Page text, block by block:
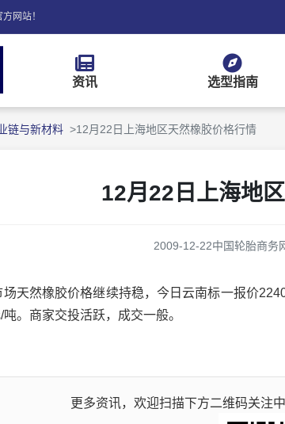
网站！
资讯 选型指南
链与新材料 12月22日上海地区天然橡胶价格行情
12月22日上海地
2009-12-22中国轮胎商务
然橡胶价格继续持稳，今日云南标一报价
。商家交投活跃，成交一般。
更多资讯，欢迎扫描下方二维码关注